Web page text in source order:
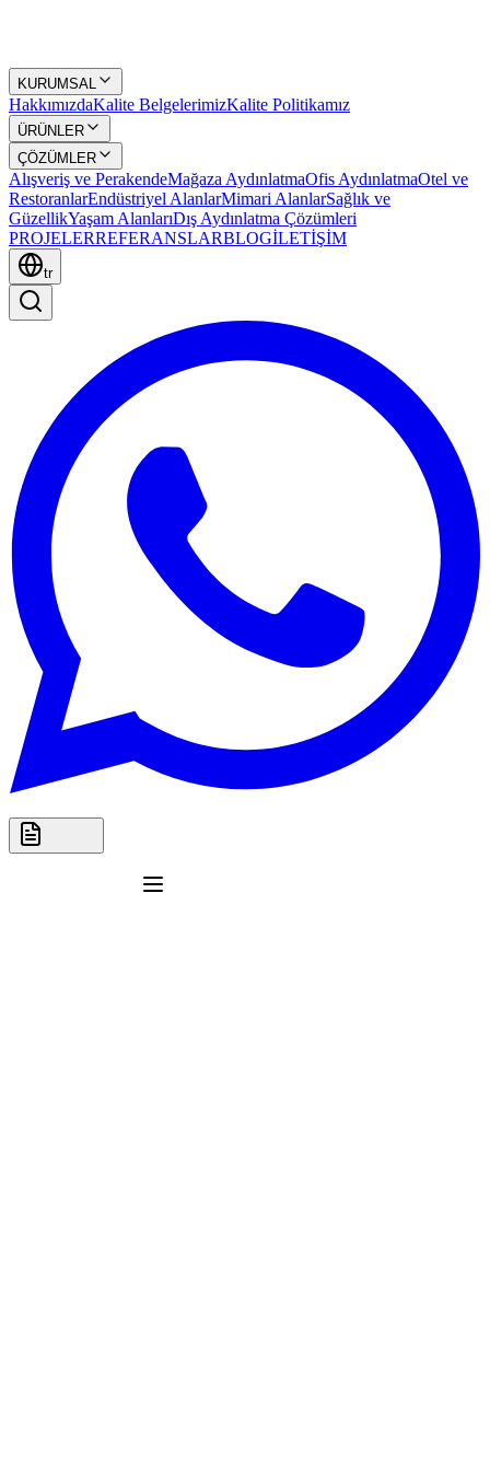
KURUMSAL
HakkımızdaKalite BelgelerimizKalite Politikamız
ÜRÜNLER
ÇÖZÜMLER
Alışveriş ve PerakendeMağaza AydınlatmaOfis AydınlatmaOtel ve
RestoranlarEndüstriyel AlanlarMimari AlanlarSağlık ve
GüzellikYaşam AlanlarıDış Aydınlatma Çözümleri
PROJELERREFERANSLARBLOGİLETİŞİM
tr